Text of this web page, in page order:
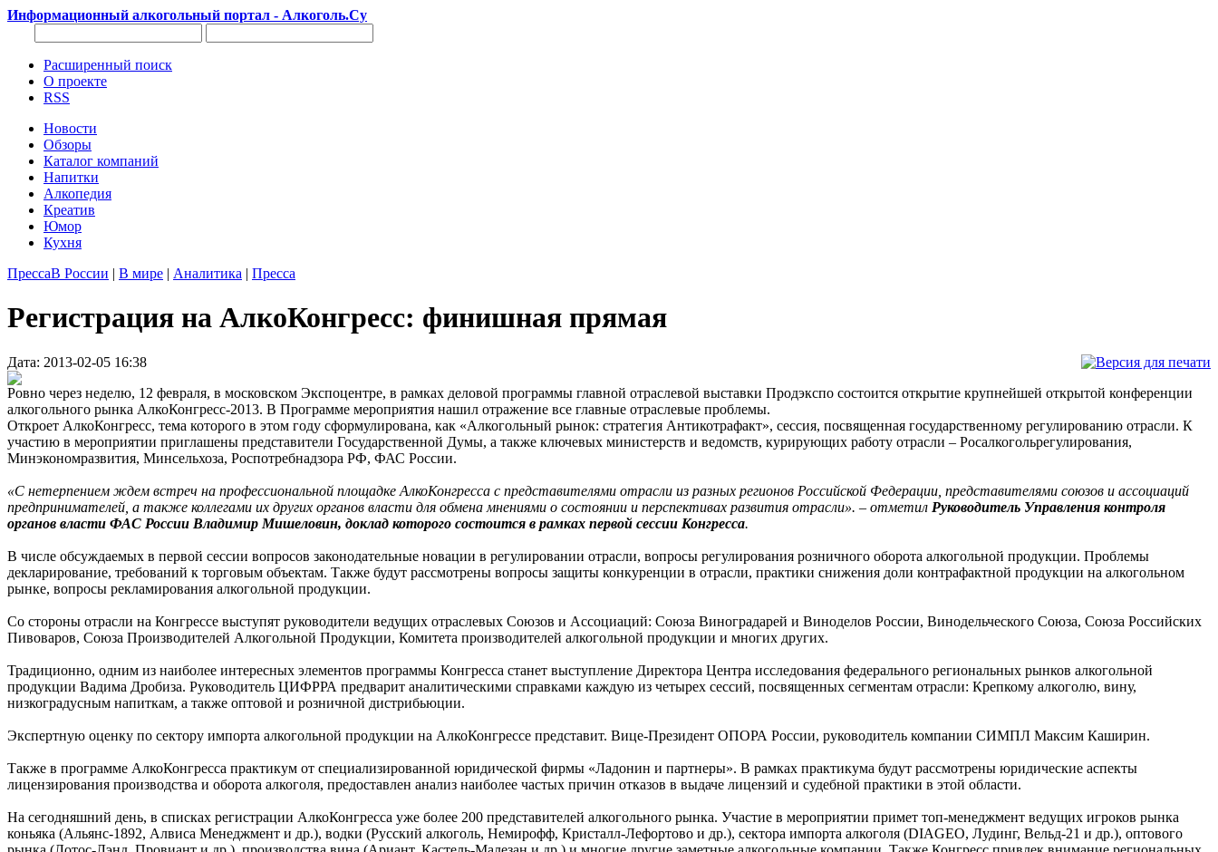
Информационный алкогольный портал - Алкоголь.Су
Расширенный поиск
О проекте
RSS
Новости
Обзоры
Каталог компаний
Напитки
Алкопедия
Креатив
Юмор
Кухня
ПрессаВ России | В мире | Аналитика | Пресса
Регистрация на АлкоКонгресс: финишная прямая
Дата: 2013-02-05 16:38
Ровно через неделю, 12 февраля, в московском Экспоцентре, в рамках деловой программы главной отраслевой выставки Продэкспо состоится открытие крупнейшей открытой конференции
алкогольного рынка АлкоКонгресс-2013. В Программе мероприятия нашил отражение все главные отраслевые проблемы.
Откроет АлкоКонгресс, тема которого в этом году сформулирована, как «Алкогольный рынок: стратегия Антикотрафакт», сессия, посвященная государственному регулированию отрасли. К
участию в мероприятии приглашены представители Государственной Думы, а также ключевых министерств и ведомств, курирующих работу отрасли – Росалкогольрегулирования,
Минэкономразвития, Минсельхоза, Роспотребнадзора РФ, ФАС России.
«С нетерпением ждем встреч на профессиональной площадке АлкоКонгресса с представителями отрасли из разных регионов Российской Федерации, представителями союзов и ассоциаций
предпринимателей, а также коллегами их других органов власти для обмена мнениями о состоянии и перспективах развития отрасли». – отметил Руководитель Управления контроля
органов власти ФАС России Владимир Мишеловин, доклад которого состоится в рамках первой сессии Конгресса.
В числе обсуждаемых в первой сессии вопросов законодательные новации в регулировании отрасли, вопросы регулирования розничного оборота алкогольной продукции. Проблемы
декларирование, требований к торговым объектам. Также будут рассмотрены вопросы защиты конкуренции в отрасли, практики снижения доли контрафактной продукции на алкогольном
рынке, вопросы рекламирования алкогольной продукции.
Со стороны отрасли на Конгрессе выступят руководители ведущих отраслевых Союзов и Ассоциаций: Союза Виноградарей и Виноделов России, Винодельческого Союза, Союза Российских
Пивоваров, Союза Производителей Алкогольной Продукции, Комитета производителей алкогольной продукции и многих других.
Традиционно, одним из наиболее интересных элементов программы Конгресса станет выступление Директора Центра исследования федерального региональных рынков алкогольной
продукции Вадима Дробиза. Руководитель ЦИФРРА предварит аналитическими справками каждую из четырех сессий, посвященных сегментам отрасли: Крепкому алкоголю, вину,
низкоградусным напиткам, а также оптовой и розничной дистрибьюции.
Экспертную оценку по сектору импорта алкогольной продукции на АлкоКонгрессе представит. Вице-Президент ОПОРА России, руководитель компании СИМПЛ Максим Каширин.
Также в программе АлкоКонгресса практикум от специализированной юридической фирмы «Ладонин и партнеры». В рамках практикума будут рассмотрены юридические аспекты
лицензирования производства и оборота алкоголя, предоставлен анализ наиболее частых причин отказов в выдаче лицензий и судебной практики в этой области.
На сегодняшний день, в списках регистрации АлкоКонгресса уже более 200 представителей алкогольного рынка. Участие в мероприятии примет топ-менеджмент ведущих игроков рынка
коньяка (Альянс-1892, Алвиса Менеджмент и др.), водки (Русский алкоголь, Немирофф, Кристалл-Лефортово и др.), сектора импорта алкоголя (DIAGEO, Лудинг, Вельд-21 и др.), оптового